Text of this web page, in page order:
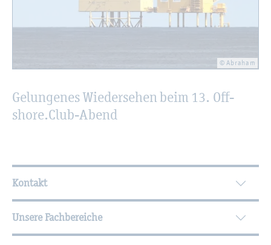
© Abra­ham
Ge­lun­ge­nes Wie­der­se­hen beim 13. Off­
shore.Club-Abend
Wei­ter­füh­ren­de In­for­ma­tio­nen
Kontakt
Unsere Fachbereiche